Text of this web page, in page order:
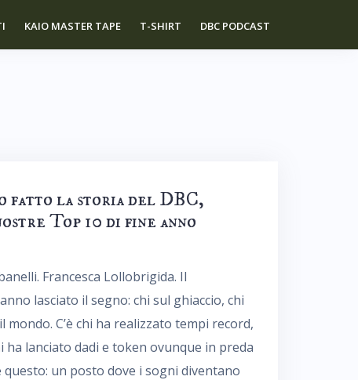
KAIO MASTER TAPE T-SHIRT DBC PODCAST
fatto la storia del DBC,
Top 10 di fine anno
Francesca Lollobrigida. Il
lasciato il segno: chi sul ghiaccio, chi
C’è chi ha realizzato tempi record,
lanciato dadi e token ovunque in preda
questo: un posto dove i sogni diventano